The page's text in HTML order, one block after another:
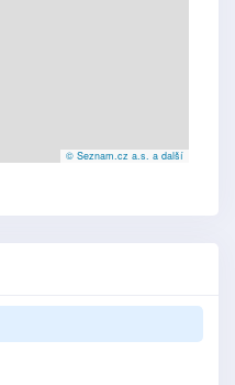
© Seznam.cz a.s. a další